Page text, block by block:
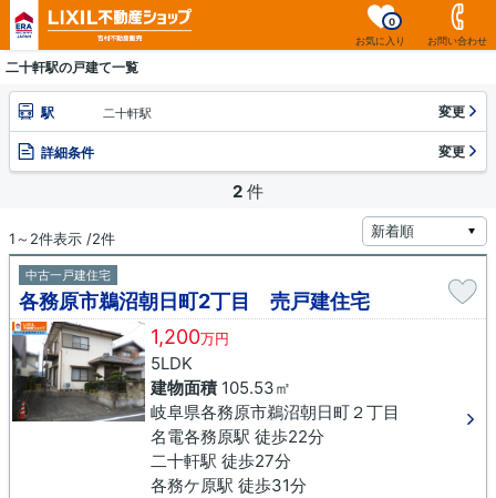
お気に入り
0
お問い合わせ
二十軒駅の戸建て一覧
駅 二十軒駅 変更
詳細条件 変更
2 件
1～2件表示 /2件
中古一戸建住宅
各務原市鵜沼朝日町2丁目 売戸建住宅
1,200万円
5LDK
建物面積105.53㎡
岐阜県各務原市鵜沼朝日町２丁目
名電各務原駅 徒歩22分
二十軒駅 徒歩27分
各務ケ原駅 徒歩31分